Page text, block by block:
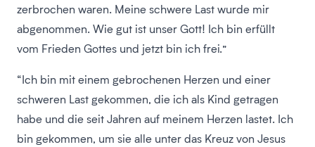
zerbrochen waren. Meine schwere Last wurde mir
abgenommen. Wie gut ist unser Gott! Ich bin erfüllt
vom Frieden Gottes und jetzt bin ich frei.”
“Ich bin mit einem gebrochenen Herzen und einer
schweren Last gekommen, die ich als Kind getragen
habe und die seit Jahren auf meinem Herzen lastet. Ich
bin gekommen, um sie alle unter das Kreuz von Jesus